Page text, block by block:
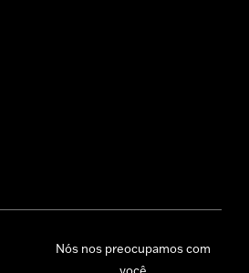
Nós nos preocupamos com
você